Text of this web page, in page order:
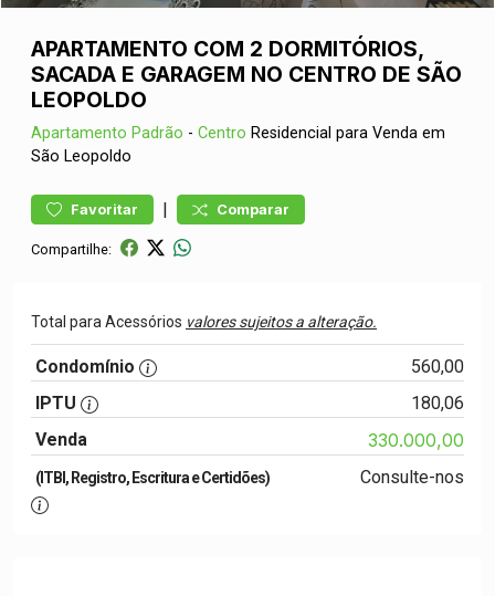
APARTAMENTO COM 2 DORMITÓRIOS,
SACADA E GARAGEM NO CENTRO DE SÃO
LEOPOLDO
Apartamento Padrão - Centro Residencial para Venda em
São Leopoldo
Favoritar | Comparar
Compartilhe:
Total para Acessórios valores sujeitos a alteração.
Condomínio
560,00
IPTU
180,06
Venda
330.000,00
(ITBI, Registro, Escritura e Certidões) Consulte-nos